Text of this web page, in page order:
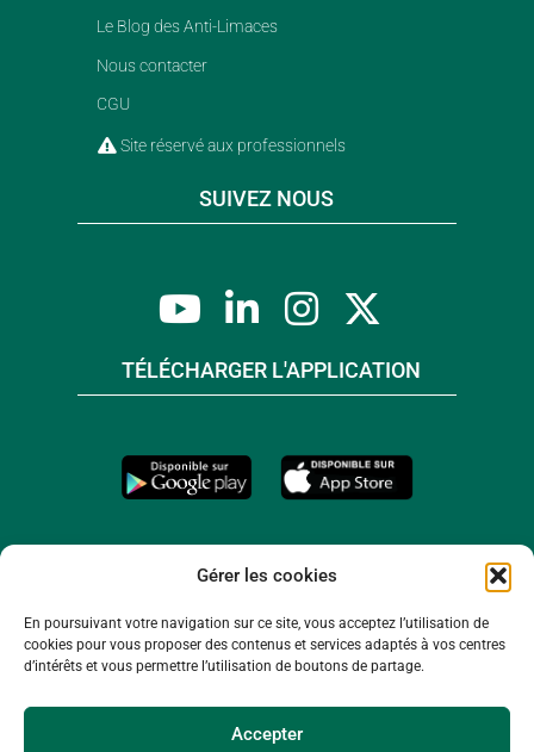
Gérer les cookies
En poursuivant votre navigation sur ce site, vous acceptez l’utilisation de
cookies pour vous proposer des contenus et services adaptés à vos centres
d’intérêts et vous permettre l’utilisation de boutons de partage.
Accepter
Le Blog des Anti-Limaces
Nous contacter
CGU
Site réservé aux professionnels
SUIVEZ NOUS
TÉLÉCHARGER L'APPLICATION